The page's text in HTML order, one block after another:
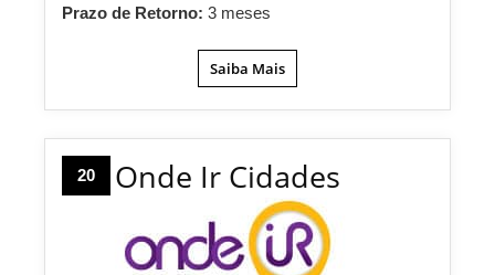
Prazo de Retorno: 3 meses
Saiba Mais
20 Onde Ir Cidades